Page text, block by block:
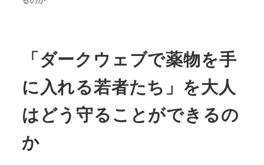
「ダークウェブで薬物を手
に入れる若者たち」を大人
はどう守ることができるの
か